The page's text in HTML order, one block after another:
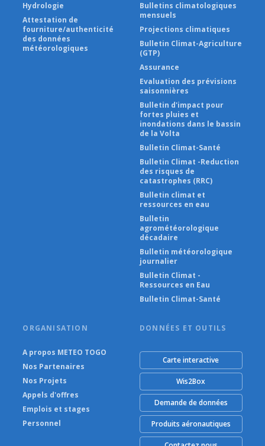
Hydrologie
Attestation de
fourniture/authenticité
des données
météorologiques
Bulletins climatologiques
mensuels
Projections climatiques
Bulletin Climat-Agriculture
(GTP)
Assurance
Evaluation des prévisions
saisonnières
Bulletin d'impact pour
fortes pluies et
inondations dans le bassin
de la Volta
Bulletin Climat-Santé
Bulletin Climat -Reduction
des risques de
catastrophes (RRC)
Bulletin climat et
ressources en eau
Bulletin
agrométéorologique
décadaire
Bulletin météorologique
journalier
Bulletin Climat -
Ressources en Eau
Bulletin Climat-Santé
ORGANISATION
A propos METEO TOGO
Nos Partenaires
Nos Projets
Appels d'offres
Emplois et stages
Personnel
DONNÉES ET OUTILS
Carte interactive
Wis2Box
Demande de données
Produits aéronautiques